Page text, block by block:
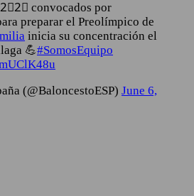
convocados por
preparar el Preolímpico de
inicia su concentración el
💪#SomosEquipo
(@BaloncestoESP) June 6,